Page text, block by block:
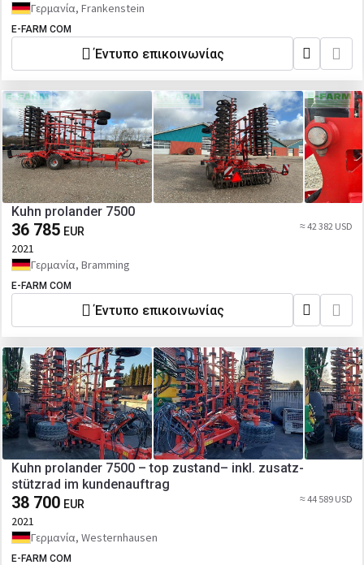
Γερμανία, Frankenstein
E-FARM COM
Έντυπο επικοινωνίας
Kuhn prolander 7500
36 785 EUR ≈ 42 382 USD
2021
Γερμανία, Bramming
E-FARM COM
Έντυπο επικοινωνίας
Kuhn prolander 7500 – top zustand– inkl. zusatz-
stützrad im kundenauftrag
38 700 EUR ≈ 44 589 USD
2021
Γερμανία, Westernhausen
E-FARM COM